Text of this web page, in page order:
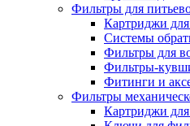
Фильтры для
Картриджи
Системы
Фильтры для
Фильтры-
Фитинги и
Фильтры
Картриджи